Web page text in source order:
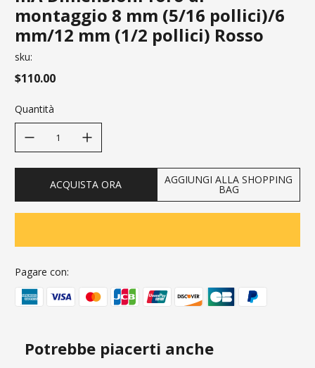
montaggio 8 mm (5/16 pollici)/6
mm/12 mm (1/2 pollici) Rosso
sku:
$110.00
Quantità
ACQUISTA ORA AGGIUNGI ALLA SHOPPING
BAG
Pagare con:
Potrebbe piacerti anche